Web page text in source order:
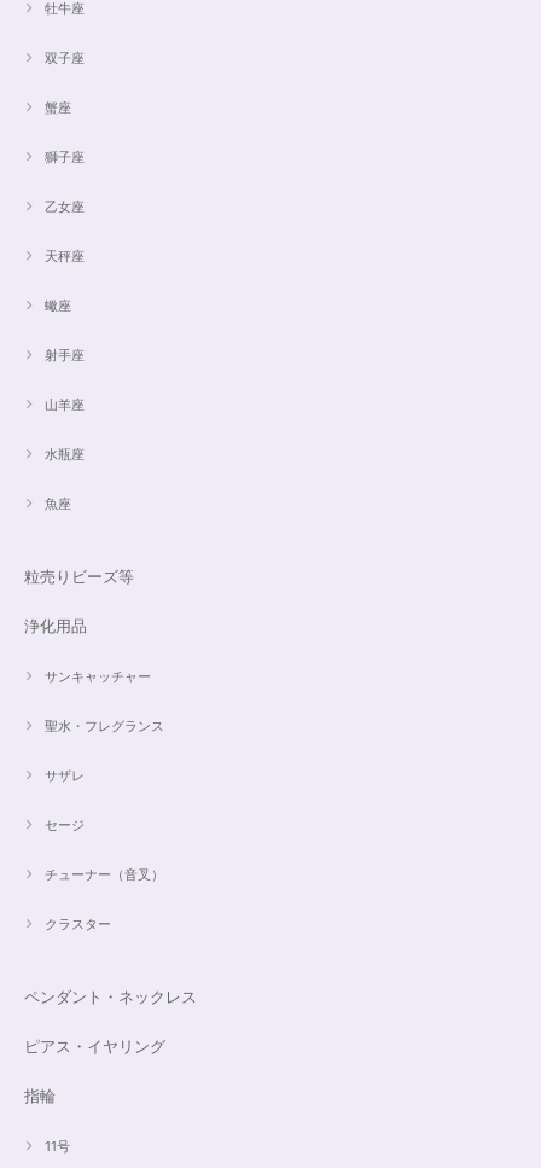
牡牛座
双子座
蟹座
獅子座
乙女座
天秤座
蠍座
射手座
山羊座
水瓶座
魚座
粒売りビーズ等
浄化用品
サンキャッチャー
聖水・フレグランス
サザレ
セージ
チューナー（音叉）
クラスター
ペンダント・ネックレス
ピアス・イヤリング
指輪
11号